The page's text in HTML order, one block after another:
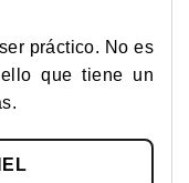
práctico. No es
que tiene un